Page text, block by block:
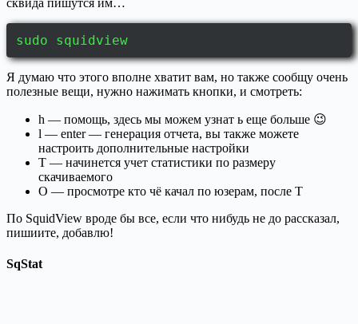
сквида пишутся им…
sudo squidview
Я думаю что этого вполне хватит вам, но также сообщу очень
полезные вещи, нужно нажимать кнопки, и смотреть:
h — помощь, здесь мы можем узнат ь еще больше 😉
l — enter — генерация отчета, вы также можете
настроить дополнительные настройки
T — начинется учет статистики по размеру
скачиваемого
O — просмотре кто чё качал по юзерам, после T
По SquidView вроде бы все, если что нибудь не до рассказал,
пишиите, добавлю!
SqStat